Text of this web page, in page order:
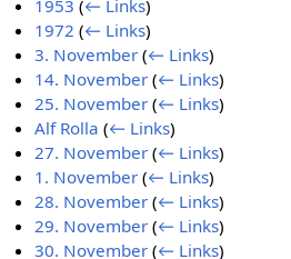
1953 (← Links)
1972 (← Links)
3. November (← Links)
14. November (← Links)
25. November (← Links)
Alf Rolla (← Links)
27. November (← Links)
1. November (← Links)
28. November (← Links)
29. November (← Links)
30. November (← Links)